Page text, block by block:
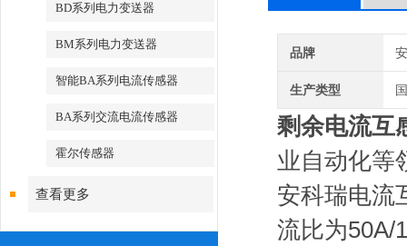
BD系列电力变送器
BM系列电力变送器
智能BA系列电流传感器
BA系列交流电流传感器
霍尔传感器
查看更多
品牌
生产类型
剩余电流互
业自动化等
安科瑞电流
流比为50A/